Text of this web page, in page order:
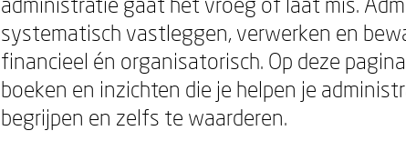
systematisch vastleggen, verwerken en
financieel én organisatorisch. Op deze
boeken en inzichten die je helpen je
begrijpen en zelfs te waarderen.